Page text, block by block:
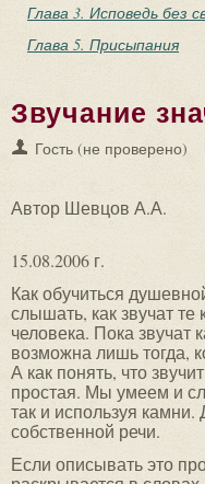
Глава 3. Исповедь без
Глава 5. Присыпания
Звучание
Гость (не проверено)
Автор Шевцов А.А.
15.08.2006 г.
Как обучиться
слышать, как звучат
человека. Пока
возможна лишь тогда,
А как понять, что
простая. Мы умеем и
так и используя
собственной речи.
Если описывать это